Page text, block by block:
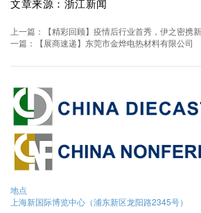
文章来源：浙江新闻
上一篇：【精彩回顾】疫情后行业首秀，伊之密携
一篇：【展商速递】东莞市金烨电热材料有限公司
地点
上海新国际博览中心（浦东新区龙阳路2345号）